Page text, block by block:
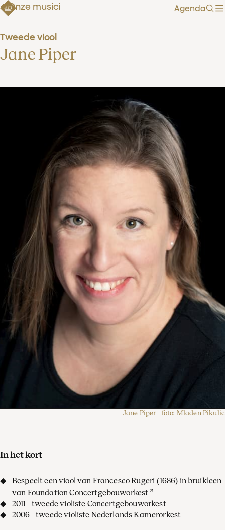
Agenda
Onze musici
Tweede viool
Jane Piper
Jane Piper - foto: Mladen Pikulic
In het kort
Bespeelt een viool van Francesco Rugeri (1686) in bruikleen
van Foundation Concertgebouworkest
2011 - tweede violiste Concertgebouworkest
2006 - tweede violiste Nederlands Kamerorkest